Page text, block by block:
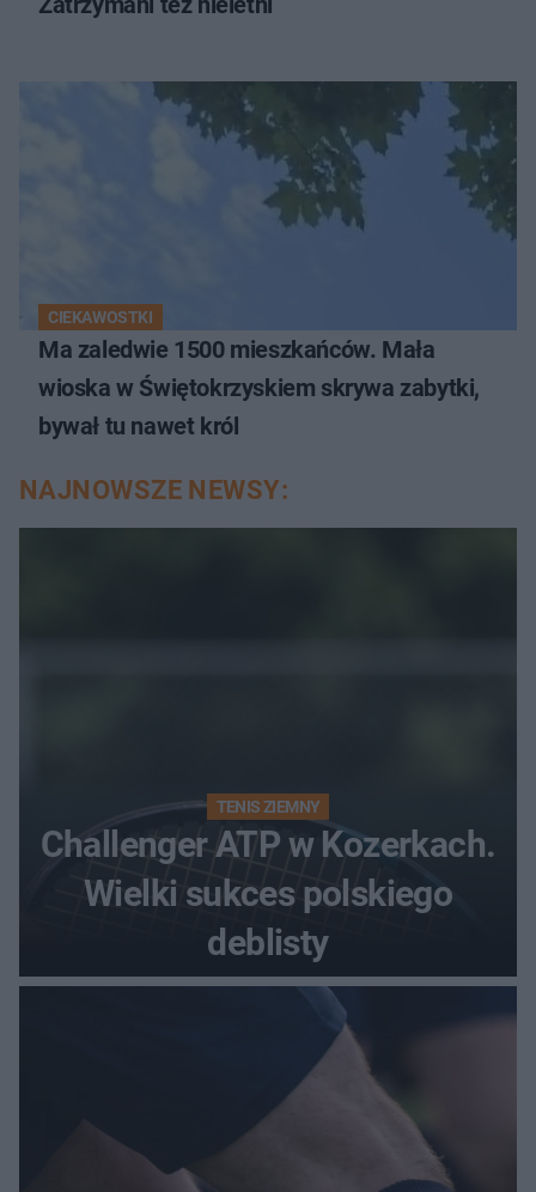
CIEKAWOSTKI
Ma zaledwie 1500 mieszkańców. Mała
wioska w Świętokrzyskiem skrywa zabytki,
bywał tu nawet król
NAJNOWSZE NEWSY:
TENIS ZIEMNY
Challenger ATP w Kozerkach.
Wielki sukces polskiego
deblisty